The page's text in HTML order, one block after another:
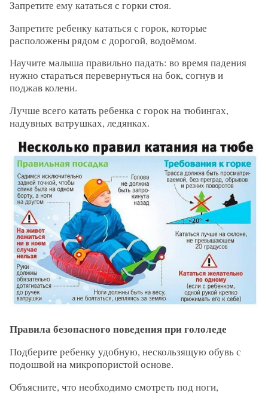
Запретите ему кататься с горки стоя.
Запретите ребенку кататься с горок, которые
расположены рядом с дорогой, водоёмом.
Научите малыша правильно падать: во время падения
нужно стараться перевернуться на бок, согнув и
поджав колени.
Лучше всего катать ребенка с горок на тюбингах,
надувных ватрушках, ледянках.
Правила безопасного поведения при гололеде
Подберите ребенку удобную, нескользящую обувь с
подошвой на микропористой основе.
Объясните, что необходимо смотреть под ноги,